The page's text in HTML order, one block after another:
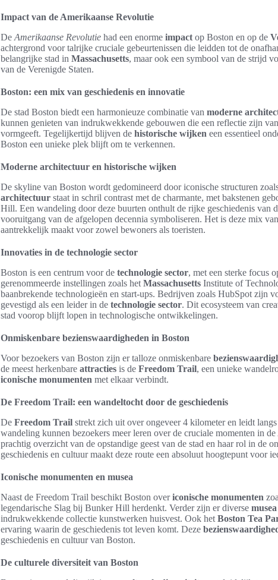
Impact van de Amerikaanse Revolutie
De Amerikaanse Revolutie had een enorme impact op Boston en op de
achtergrond voor talrijke cruciale gebeurtenissen die leidden tot de
belangrijke stad in Massachusetts, maar ook een symbool van de strijd
van de Verenigde Staten.
Boston: een mix van geschiedenis en innovatie
De stad Boston biedt een harmonieuze combinatie van moderne
kunnen genieten van indrukwekkende gebouwen die een reflectie zijn
vormgeeft. Tegelijkertijd blijven de historische wijken een essentieel
Boston een unieke plek blijft om te verkennen.
Moderne architectuur en historische wijken
De skyline van Boston wordt gedomineerd door iconische structuren
architectuur staat in schril contrast met de charmante, met bakstenen
Hill. Een wandeling door deze buurten onthult de rijke geschiedenis van
vooruitgang van de afgelopen decennia symboliseren. Het is deze mix
aantrekkelijk maakt voor zowel bewoners als toeristen.
Innovaties in de technologie sector
Boston is een centrum voor de technologie sector, met een sterke focus
gerenommeerde instellingen zoals het Massachusetts Institute of
baanbrekende technologieën en start-ups. Bedrijven zoals HubSpot zijn
gevestigd als een leider in de technologie sector. Dit ecosysteem van
stad voorop blijft lopen in technologische ontwikkelingen.
Onmiskenbare bezienswaardigheden in Boston
Voor bezoekers van Boston zijn er talloze onmiskenbare
de meest herkenbare attracties is de Freedom Trail, een unieke
iconische monumenten met elkaar verbindt.
De Freedom Trail: een wandeltocht door de geschiedenis
De Freedom Trail strekt zich uit over ongeveer 4 kilometer en leidt
wandeling kunnen bezoekers meer leren over de cruciale momenten in
prachtig overzicht van de opstandige geest van de stad en haar rol in de
geschiedenis en cultuur maakt deze route een absoluut hoogtepunt voor
Iconische monumenten en musea
Naast de Freedom Trail beschikt Boston overiconische monumenten
legendarische Slag bij Bunker Hill herdenkt. Verder zijn er diverse musea
indrukwekkende collectie kunstwerken huisvest. Ook het Boston Tea
ervaring waarin de geschiedenis tot leven komt. Deze
geschiedenis en cultuur van Boston.
De culturele diversiteit van Boston